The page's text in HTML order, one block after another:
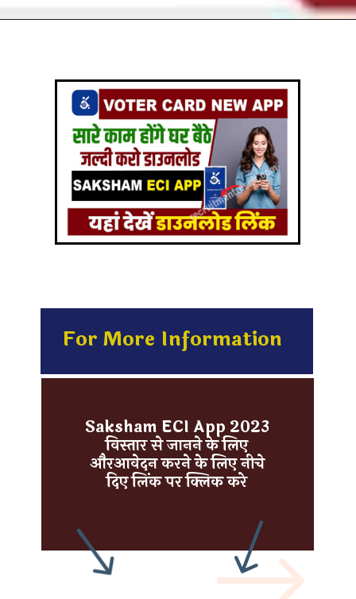
For More Information
Saksham ECI App 2023
विस्तार से जानने के लिए
औरआवेदन करने के लिए नीचे
दिए लिंक पर क्लिक करे